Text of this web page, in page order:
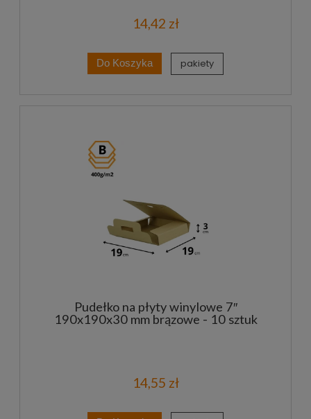
14,42 zł
Do Koszyka pakiety
Pudełko na płyty winylowe 7″
190x190x30 mm brązowe - 10 sztuk
14,55 zł